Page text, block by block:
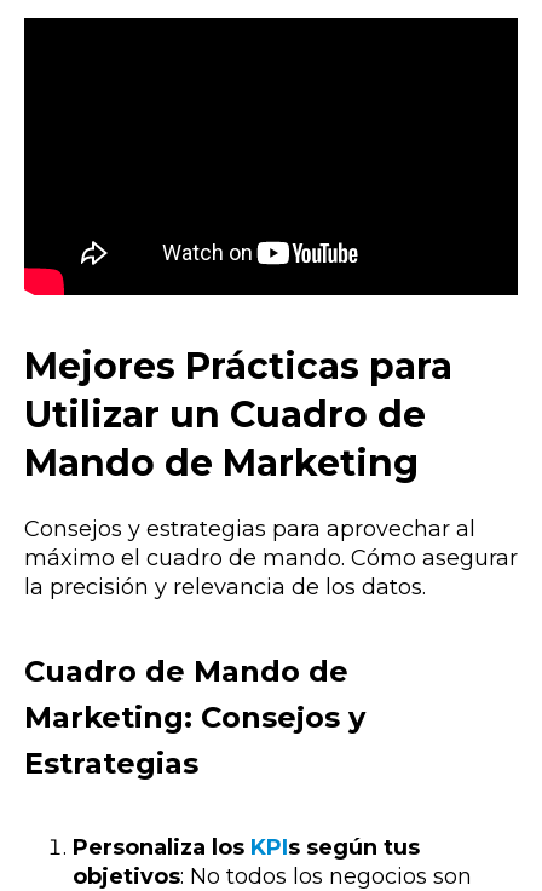
Mejores Prácticas para
Utilizar un Cuadro de
Mando de Marketing
Consejos y estrategias para aprovechar al
máximo el cuadro de mando. Cómo asegurar
la precisión y relevancia de los datos.
Cuadro de Mando de
Marketing: Consejos y
Estrategias
Personaliza los KPIs según tus
objetivos: No todos los negocios son